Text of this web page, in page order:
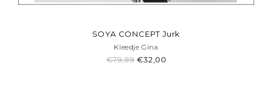
SOYA CONCEPT Jurk
Kleedje Gina
€79,99 €32,00